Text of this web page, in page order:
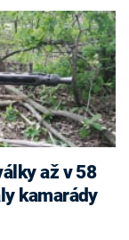
až v 58
kamarády